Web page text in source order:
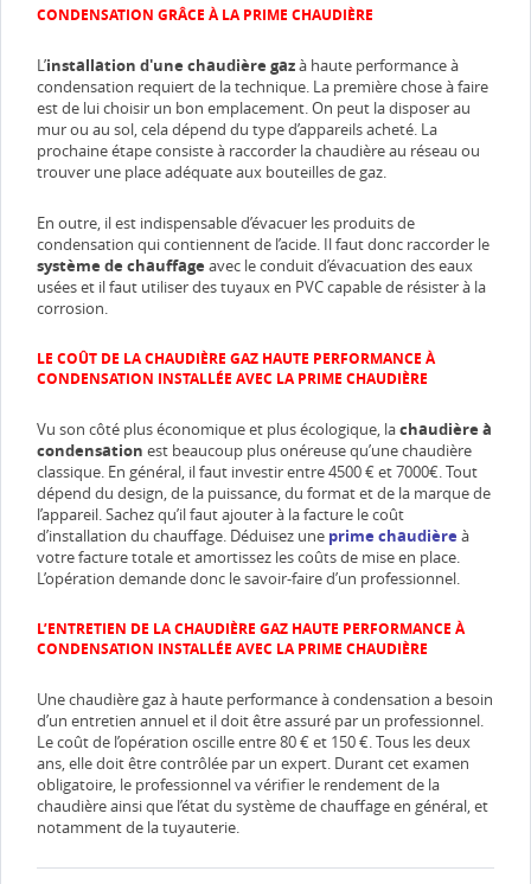
CONDENSATION GRÂCE À LA PRIME CHAUDIÈRE
L’installation d'une chaudière gazà haute performance à
condensation requiert de la technique. La première chose à faire
est de lui choisir un bon emplacement. On peut la disposer au
mur ou au sol, cela dépend du type d’appareils acheté. La
prochaine étape consiste à raccorder la chaudière au réseau ou
trouver une place adéquate aux bouteilles de gaz.
En outre, il est indispensable d’évacuer les produits de
condensation qui contiennent de l’acide. Il faut donc raccorder le
système de chauffage avec le conduit d’évacuation des eaux
usées et il faut utiliser des tuyaux en PVC capable de résister à la
corrosion.
LE COÛT DE LA CHAUDIÈRE GAZ HAUTE PERFORMANCE À
CONDENSATION INSTALLÉE AVEC LA PRIME CHAUDIÈRE
Vu son côté plus économique et plus écologique, lachaudière à
condensation est beaucoup plus onéreuse qu’une chaudière
classique. En général, il faut investir entre 4500 € et 7000€. Tout
dépend du design, de la puissance, du format et de la marque de
l’appareil. Sachez qu’il faut ajouter à la facture le coût
d’installation du chauffage. Déduisez une prime chaudière à
votre facture totale et amortissez les coûts de mise en place.
L’opération demande donc le savoir-faire d’un professionnel.
L’ENTRETIEN DE LA CHAUDIÈRE GAZ HAUTE PERFORMANCE À
CONDENSATION INSTALLÉE AVEC LA PRIME CHAUDIÈRE
Une chaudière gaz à haute performance à condensation a besoin
d’un entretien annuel et il doit être assuré par un professionnel.
Le coût de l’opération oscille entre 80 € et 150 €. Tous les deux
ans, elle doit être contrôlée par un expert. Durant cet examen
obligatoire, le professionnel va vérifier le rendement de la
chaudière ainsi que l’état du système de chauffage en général, et
notamment de la tuyauterie.